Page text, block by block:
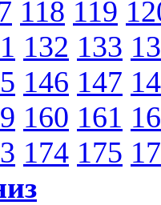
118 119
132 133
146 147
160 161
174 175